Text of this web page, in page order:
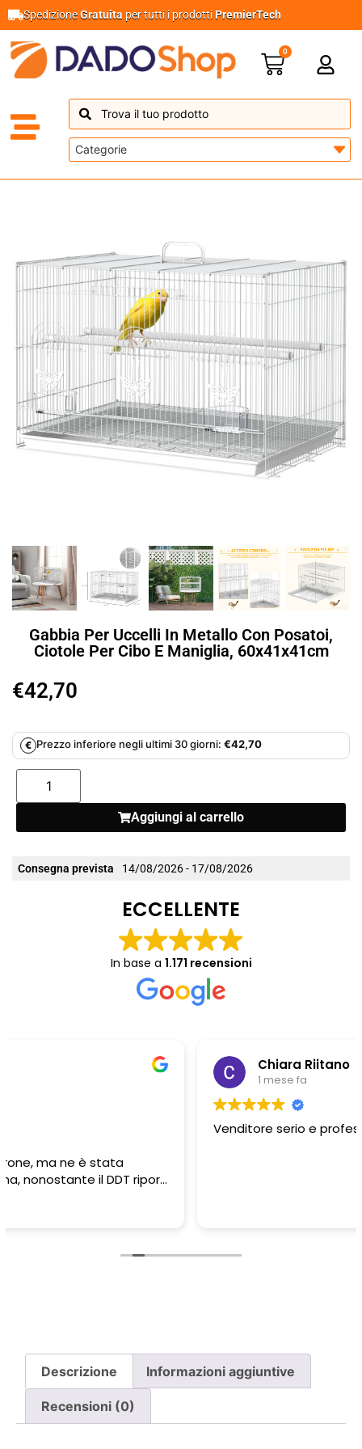
SpedizioneGratuita per tutti i prodottiPremierTech
0
Gabbia Per Uccelli In Metallo Con Posatoi,
Ciotole Per Cibo E Maniglia, 60x41x41cm
€42,70
€ Prezzo inferiore negli ultimi 30 giorni: €42,70
Aggiungi al carrello
Consegna prevista 14/08/2026 - 17/08/2026
ECCELLENTE
In base a 1.171 recensioni
Chiara Riitano
Venditore serio e professionale.. top
Descrizione Informazioni aggiuntive
Recensioni (0)